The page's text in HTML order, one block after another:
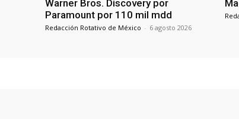
Warner Bros. Discovery por
Paramount por 110 mil mdd
Redacción Rotativo de México - 6 agosto 2026